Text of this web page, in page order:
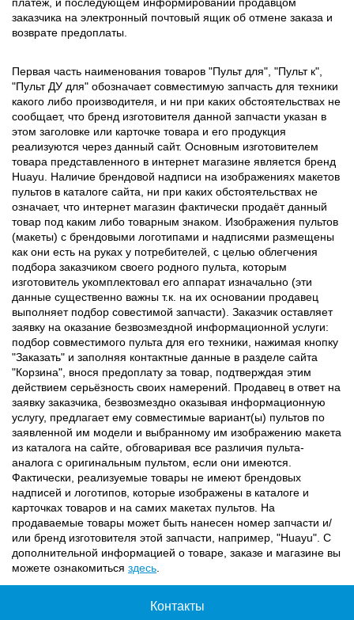
заказчика на электронный почтовый ящик об отмене заказа и
возврате предоплаты.
Первая часть наименования товаров "Пульт для", "Пульт к",
"Пульт ДУ для" обозначает совместимую запчасть для техники
какого либо производителя, и ни при каких обстоятельствах не
сообщает, что бренд изготовителя данной запчасти указан в
этом заголовке или карточке товара и его продукция
реализуются через данный сайт. Основным изготовителем
товара представленного в интернет магазине является бренд
Huayu. Наличие брендовой надписи на изображениях макетов
пультов в каталоге сайта, ни при каких обстоятельствах не
означает, что интернет магазин фактически продаёт данный
товар под каким либо товарным знаком. Изображения пультов
(макеты) с брендовыми логотипами и надписями размещены
как они есть на руках у потребителей, с целью облегчения
подбора заказчиком своего родного пульта, которым
изготовитель укомплектовал его аппарат изначально (эти
данные существенно важны т.к. на их основании продавец
выполняет подбор совестимой запчасти). Заказчик оставляет
заявку на оказание безвозмездной информационной услуги:
подбор совместимого пульта для его техники, нажимая кнопку
"Заказать" и заполняя контактные данные в разделе сайта
"Корзина", внося предоплату за товар, подтверждая этим
действием серьёзность своих намерений. Продавец в ответ на
заявку заказчика, безвозмездно оказывая информационную
услугу, предлагает ему совместимые вариант(ы) пультов по
заявленной им модели и выбранному им изображению макета
из каталога на сайте, обговаривая все различия пульта-
аналога с оригинальным пультом, если они имеются.
Фактически, реализуемые товары не имеют брендовых
надписей и логотипов, которые изображены в каталоге и
карточках товаров и на самих макетах пультов. На
продаваемые товары может быть нанесен номер запчасти и/
или бренд изготовителя этой запчасти, например, "Huayu". С
дополнительной информацией о товаре, заказе и магазине вы
можете ознакомиться здесь
Контакты